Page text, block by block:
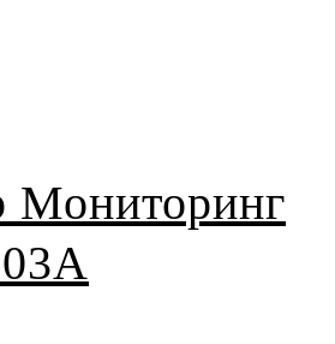
Мониторинг